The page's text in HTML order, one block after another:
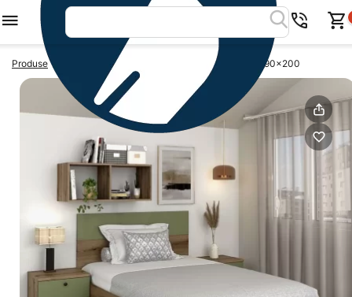
Produse Paturi copii > Pat copii cu 2 sertare AMBRO, 90x200